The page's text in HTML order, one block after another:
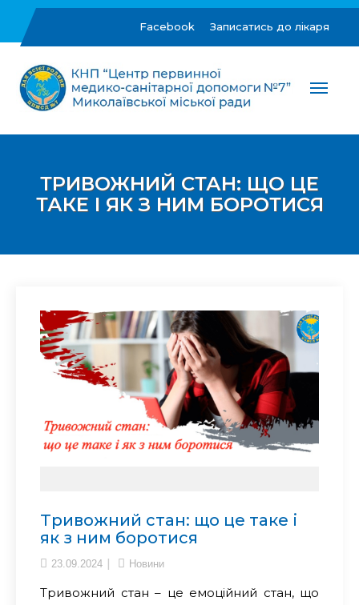
content
Facebook Записатись до лікаря
ЦПМСД №7 м.Миколаїв
первинної медико-санітарної допомоги №7"
ТРИВОЖНИЙ СТАН: ЩО ЦЕ
ТАКЕ І ЯК З НИМ БОРОТИСЯ
Тривожний стан: що це таке і
як з ним боротися
23.09.2024 Новини
Тривожний стан – це емоційний стан, що